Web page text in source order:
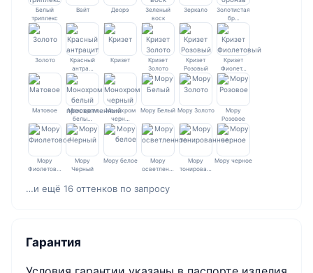
Белый
триплекс
Вайт Деорэ
Зеленый
воск
Зеркало
Золотистая
бр…
Золото
Красный
антра…
Кризет
Кризет
Золото
Кризет
Розовый
Кризет
Фиолет…
Матовое
Монохром
белы…
Монохром
черн…
Мору Белый Мору Золото
Мору
Розовое
Мору
Фиолетов…
Мору
Черный
Мору белое
Мору
осветлен…
Мору
тонирова…
Мору черное
…и ещё 16 оттенков по запросу
Гарантия